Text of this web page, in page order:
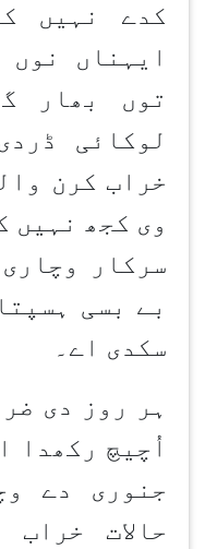
کدے نہیں
ایہناں
توں بھار
لوکائی
خراب کرن
وی کجھ نہیں
سرکار
بے بسی
سکدی اے۔
ہر روز دی
اُچیچ رکھدا
جنوری دے
حالات